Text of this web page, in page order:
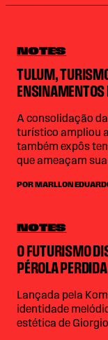
NOTES
TULUM,
ENSINAMENTOS
A consolidação
turístico ampliou
também expôs
que ameaçam
POR MARLLON
NOTES
O FUTURISMO
PÉROLA
Lançada pela
identidade
estética de